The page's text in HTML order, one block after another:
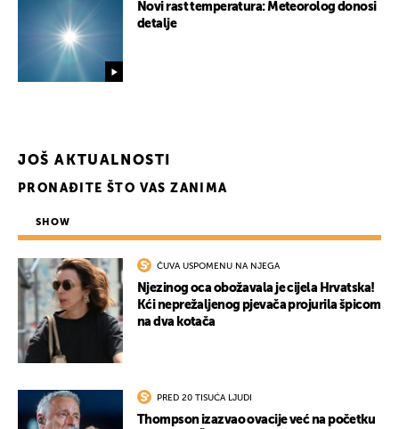
Novi rast temperatura: Meteorolog donosi
detalje
JOŠ AKTUALNOSTI
PRONAĐITE ŠTO VAS ZANIMA
SHOW
ČUVA USPOMENU NA NJEGA
Njezinog oca obožavala je cijela Hrvatska!
Kći neprežaljenog pjevača projurila špicom
na dva kotača
PRED 20 TISUĆA LJUDI
Thompson izazvao ovacije već na početku